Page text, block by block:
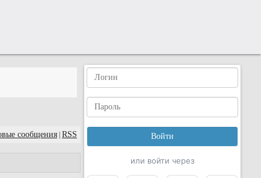
сообщения RSS
или войти через